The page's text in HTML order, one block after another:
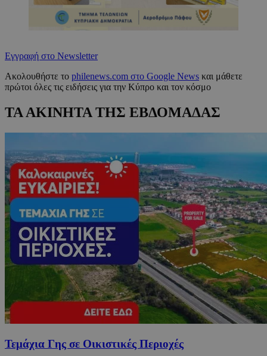
Εγγραφή στο Newsletter
Ακολουθήστε το philenews.com στο Google News και μάθετε
πρώτοι όλες τις ειδήσεις για την Κύπρο και τον κόσμο
ΤΑ ΑΚΙΝΗΤΑ ΤΗΣ ΕΒΔΟΜΑΔΑΣ
Τεμάχια Γης σε Οικιστικές Περιοχές